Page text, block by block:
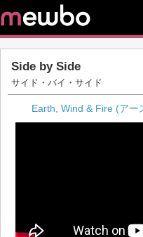
Side by Side
サイド・バイ・サイド
Earth, Wind & Fire (アー